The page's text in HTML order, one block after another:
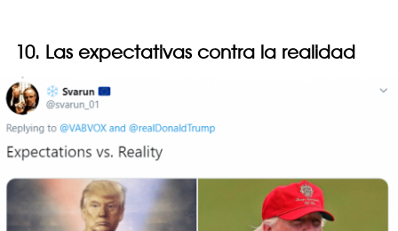
10. Las expectativas contra la realidad